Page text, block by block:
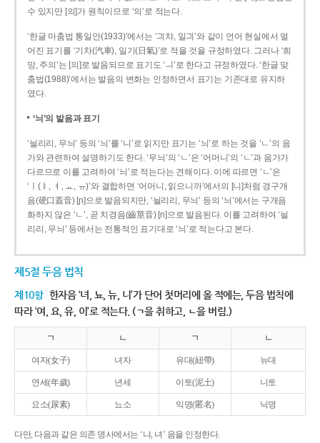
수 있지만 [의]가 원칙이므로 ‘의’로 적는다.
‘한글 마춤법 통일안(1933)’에서는 ‘긔챠, 일긔’와 같이 언어 현실에서 멀
어진 표기를 ‘기차(汽車), 일기(日氣)’로 적을 것을 규정하였다. 그러나 ‘희
망, 주의’는 [의]로 발음되므로 표기도 ‘ㅢ’로 한다고 규정하였다. ‘한글 맞
춤법(1988)’에서는 발음의 변화는 인정하면서 표기는 기존대로 유지하
였다.
‘늬’의 발음과 표기
‘늴리리, 무늬’ 등의 ‘늬’를 ‘니’로 읽지만 표기는 ‘늬’로 하는 것을 ‘ㄴ’의 음
가와 관련하여 설명하기도 한다. ‘무늬’의 ‘ㄴ’은 ‘어머니’의 ‘ㄴ’과 음가가
다르므로 이를 고려하여 ‘늬’로 적는다는 견해이다. 이에 따르면 ‘ㄴ’은
‘ㅣ(ㅑ, ㅕ, ㅛ, ㅠ)’와 결합하면 ‘어머니, 읽으니까’에서의 [니]처럼 경구개
음(硬口蓋音) [ɲ]으로 발음되지만, ‘늴리리, 무늬’ 등의 ‘늬’에서는 구개음
화하지 않은 ‘ㄴ’, 곧 치경음(齒莖音) [n]으로 발음된다. 이를 고려하여 ‘늴
리리, 무늬’ 등에서는 전통적인 표기대로 ‘늬’로 적는다고 본다.
제5절 두음 법칙
제10항 한자음 ‘녀, 뇨, 뉴, 니’가 단어 첫머리에 올 적에는, 두음 법칙에
따라 ‘여, 요, 유, 이’로 적는다. (ㄱ을 취하고, ㄴ을 버림.)
ㄱ ㄴ ㄱ ㄴ
여자(女子) 녀자 유대(紐帶) 뉴대
연세(年歲) 년세 이토(泥土) 니토
요소(尿素) 뇨소 익명(匿名) 닉명
다만, 다음과 같은 의존 명사에서는 ‘냐, 녀’ 음을 인정한다.